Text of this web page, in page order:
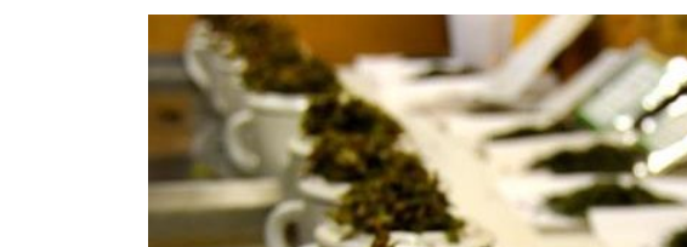
Larger
Image